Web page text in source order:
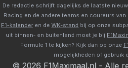
De redactie schrijft dagelijks de laatste
Racing en de andere teams en coureurs
F1-kalender en de WK-stand bij op onze
uit binnen- en buitenland moet je bij
Formule 1 te kijken? Kijk dan op onze
mogelijkheden of gebruik
© 2026 F1Maximaal.nl - Alle